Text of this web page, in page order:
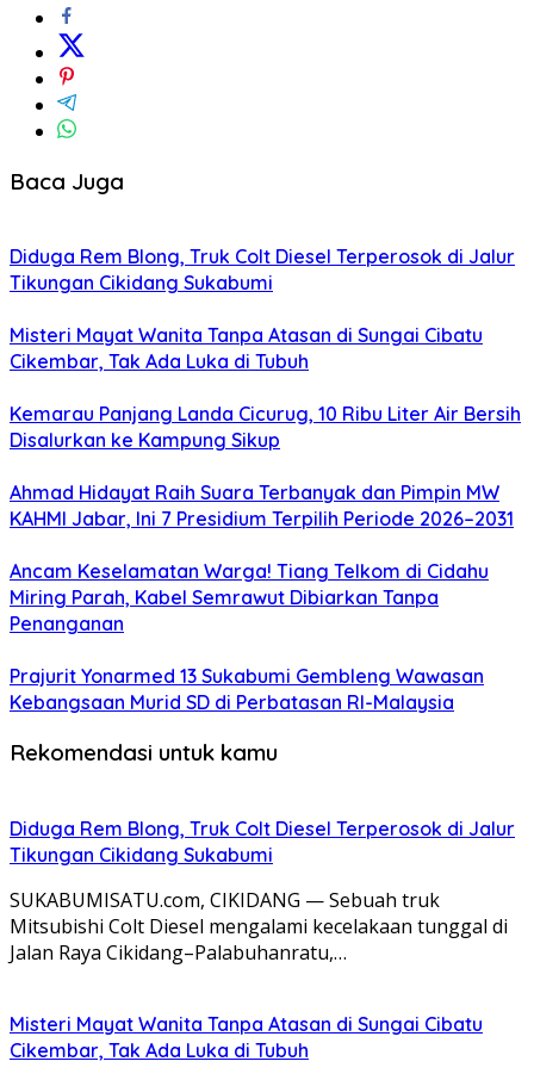
Baca Juga
Diduga Rem Blong, Truk Colt Diesel Terperosok di Jalur
Tikungan Cikidang Sukabumi
Misteri Mayat Wanita Tanpa Atasan di Sungai Cibatu
Cikembar, Tak Ada Luka di Tubuh
Kemarau Panjang Landa Cicurug, 10 Ribu Liter Air Bersih
Disalurkan ke Kampung Sikup
Ahmad Hidayat Raih Suara Terbanyak dan Pimpin MW
KAHMI Jabar, Ini 7 Presidium Terpilih Periode 2026–2031
Ancam Keselamatan Warga! Tiang Telkom di Cidahu
Miring Parah, Kabel Semrawut Dibiarkan Tanpa
Penanganan
Prajurit Yonarmed 13 Sukabumi Gembleng Wawasan
Kebangsaan Murid SD di Perbatasan RI-Malaysia
Rekomendasi untuk kamu
Diduga Rem Blong, Truk Colt Diesel Terperosok di Jalur
Tikungan Cikidang Sukabumi
SUKABUMISATU.com, CIKIDANG — Sebuah truk
Mitsubishi Colt Diesel mengalami kecelakaan tunggal di
Jalan Raya Cikidang–Palabuhanratu,…
Misteri Mayat Wanita Tanpa Atasan di Sungai Cibatu
Cikembar, Tak Ada Luka di Tubuh